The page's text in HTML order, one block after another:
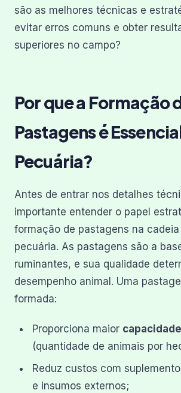
são as melhores técnicas e
evitar erros comuns e obter
superiores no campo?
Por que a Formação
Pastagens é
Pecuária?
Antes de entrar nos detalhes
importante entender o papel
formação de pastagens na
pecuária. As pastagens são a
ruminantes, e sua qualidade
desempenho animal. Uma
formada:
Proporciona maior
(quantidade de animais por
Reduz custos com
e insumos externos;